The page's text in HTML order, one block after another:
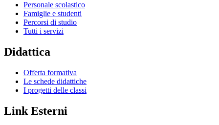
Personale scolastico
Famiglie e studenti
Percorsi di studio
Tutti i servizi
Didattica
Offerta formativa
Le schede didattiche
I progetti delle classi
Link Esterni